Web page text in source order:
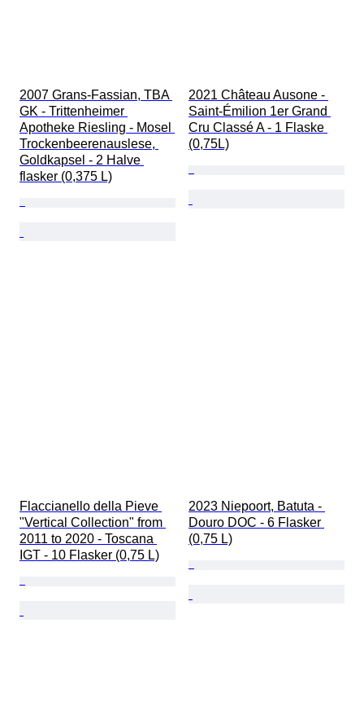
2007 Grans-Fassian, TBA
GK - Trittenheimer
Apotheke Riesling - Mosel
Trockenbeerenauslese,
Goldkapsel - 2 Halve
flasker (0,375 L)
2021 Château Ausone -
Saint-Émilion 1er Grand
Cru Classé A - 1 Flaske
(0,75L)
Flaccianello della Pieve
"Vertical Collection" from
2011 to 2020 - Toscana
IGT - 10 Flasker (0,75 L)
2023 Niepoort, Batuta -
Douro DOC - 6 Flasker
(0,75 L)